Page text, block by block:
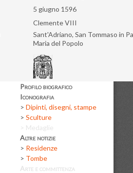
5 giugno 1596
Clemente VIII
Sant'Adriano, San Tommaso in
Maria del Popolo
Profilo biografico
Iconografia
> Dipinti, disegni, stampe
> Sculture
> Medaglie
Altre notizie
> Residenze
> Tombe
Arte e committenza